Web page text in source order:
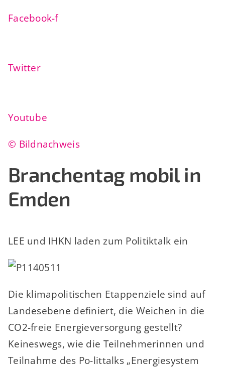
Facebook-f
Twitter
Youtube
© Bildnachweis
Branchentag mobil in
Emden
LEE und IHKN laden zum Politiktalk ein
Die klimapolitischen Etappenziele sind auf
Landesebene definiert, die Weichen in die
CO2-freie Energieversorgung gestellt?
Keineswegs, wie die Teilnehmerinnen und
Teilnahme des Po-littalks „Energiesystem